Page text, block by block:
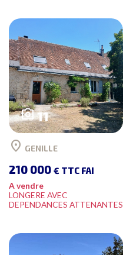
photo_camera11
location_on GENILLE
210 000€ TTC FAI
A vendre
LONGERE AVEC
DEPENDANCES ATTENANTES